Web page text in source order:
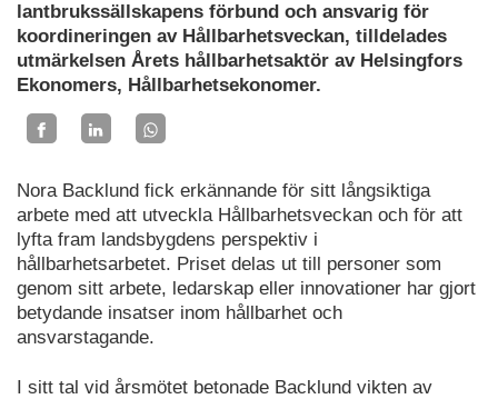
lantbrukssällskapens förbund och ansvarig för
koordineringen av Hållbarhetsveckan, tilldelades
utmärkelsen Årets hållbarhetsaktör av Helsingfors
Ekonomers, Hållbarhetsekonomer.
Nora Backlund fick erkännande för sitt långsiktiga
arbete med att utveckla Hållbarhetsveckan och för att
lyfta fram landsbygdens perspektiv i
hållbarhetsarbetet. Priset delas ut till personer som
genom sitt arbete, ledarskap eller innovationer har gjort
betydande insatser inom hållbarhet och
ansvarstagande.
I sitt tal vid årsmötet betonade Backlund vikten av